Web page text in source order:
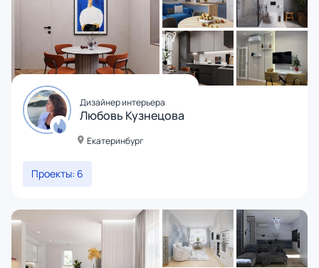
Дизайнер интерьера
Любовь Кузнецова
Екатеринбург
Проекты: 6